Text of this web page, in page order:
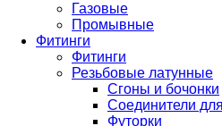
Газовые
Промывные
Фитинги
Фитинги
Резьбовые латунные
Сгоны и бочонки
Соединители
Футорки